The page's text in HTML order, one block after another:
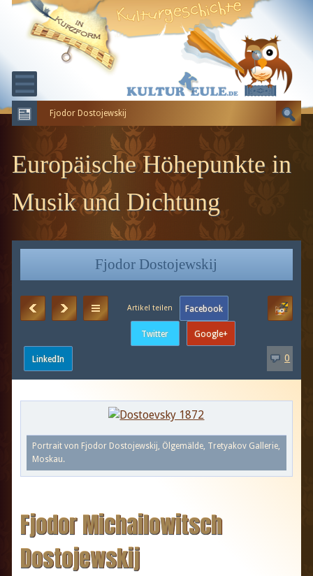
KULTURGESCHICHTE
ERDGESCHICHTE
EVOLUTION
Fjodor Dostojewskij
Europäische Höhepunkte in
Musik und Dichtung
Fjodor Dostojewskij
0
Portrait von Fjodor Dostojewskij, Ölgemälde, Tretyakov Gallerie,
Moskau.
Fjodor Michailowitsch
Dostojewskij